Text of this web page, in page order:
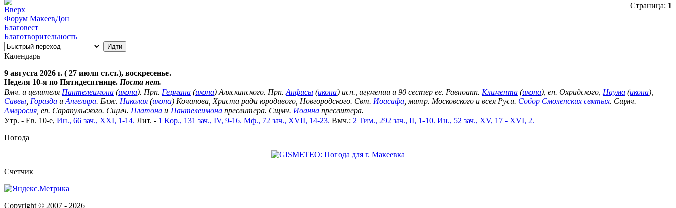
Страница: 1
Форум МакеевДон
Благовест
Благотворительность
Календарь
9 августа 2026 г. ( 27 июля ст.ст.), воскресенье.
Неделя 10-я по Пятидесятнице. Поста нет.
Вмч. и целителя Пантелеимона (икона). Прп. Германа (икона) Аляскинского. Прп. Анфисы (икона) исп., игумении и 90 сестер ее. Равноапп. Климента (икона), еп. Охридского, Наума (икона),
Саввы Горазда и Ангеляра. Блж. Николая (икона) Кочанова, Христа ради юродивого, Новгородского. Свт. Иоасафа , митр. Московского и всея Руси. Собор Смоленских святых. Сщмч.
Амвросия , еп. Сарапульского. Сщмч. Платона и Пантелеимона пресвитера. Сщмч. Иоанна пресвитера.
Утр. - Ев. 10-е, Ин., 66 зач., XXI, 1-14. Лит. - 1 Кор., 131 зач., IV, 9-16. Мф., 72 зач., XVII, 14-23. Вмч.: 2 Тим., 292 зач., II, 1-10. Ин., 52 зач., XV, 17 - XVI, 2.
Погода
Cчетчик
Copyright © 2007 - 2026